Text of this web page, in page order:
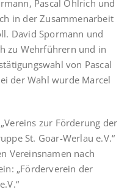
Pascal Ohlrich und
in der Zusammenarbeit
David Spormann und
zu Wehrführern und in
von Pascal
der Wahl wurde Marcel
zur Förderung der
St. Goar-Werlau e.V.“
Vereinsnamen nach
„Förderverein der